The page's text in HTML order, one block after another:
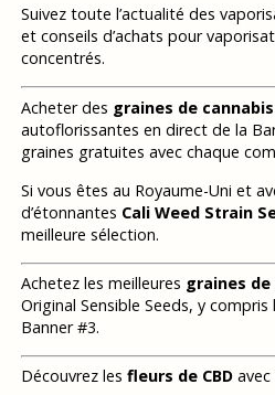
Suivez toute l’actualité des
et conseils d’achats pour
concentrés.
Acheter des graines de cannabis
autoflorissantes en direct de la
graines gratuites avec chaque
Si vous êtes au Royaume-Uni et
d’étonnantes Cali Weed Strain
meilleure sélection.
Achetez les meilleures graines
Original Sensible Seeds, y
Banner #3.
Découvrez les fleurs de CBDavec